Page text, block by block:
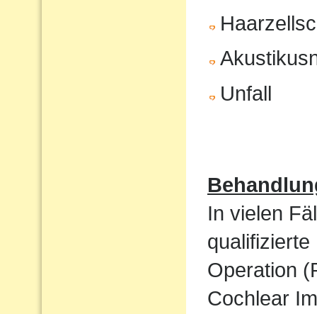
Unfall
In vielen
Operation
Cochlear